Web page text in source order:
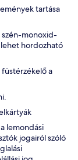
tartása
szén-monoxid-
hordozható
a
lemondási
jogairól szóló